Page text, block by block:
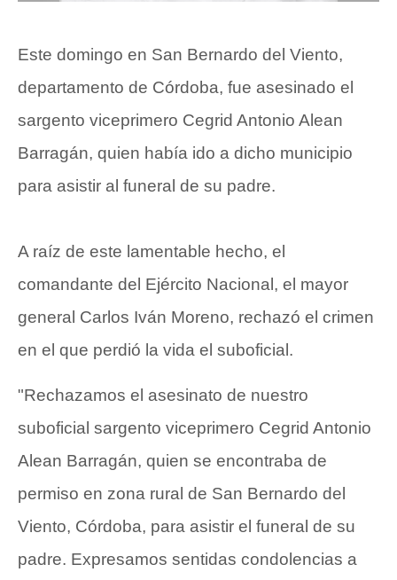
Este domingo en San Bernardo del Viento,
departamento de Córdoba, fue asesinado el
sargento viceprimero Cegrid Antonio Alean
Barragán, quien había ido a dicho municipio
para asistir al funeral de su padre.
A raíz de este lamentable hecho, el
comandante del Ejército Nacional, el mayor
general Carlos Iván Moreno, rechazó el crimen
en el que perdió la vida el suboficial.
"Rechazamos el asesinato de nuestro
suboficial sargento viceprimero Cegrid Antonio
Alean Barragán, quien se encontraba de
permiso en zona rural de San Bernardo del
Viento, Córdoba, para asistir el funeral de su
padre. Expresamos sentidas condolencias a